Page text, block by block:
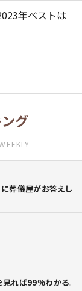
年ベストは
グ
に葬儀屋がお答えし
れば99%わかる。